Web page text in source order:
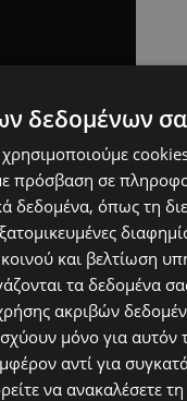
δεδομένων
πρόσβαση σε
δεδομένα, όπως τη
και βελτίωση
τα δεδομένα
ακριβών
μόνο για
αντί για
να ανακαλέσετε